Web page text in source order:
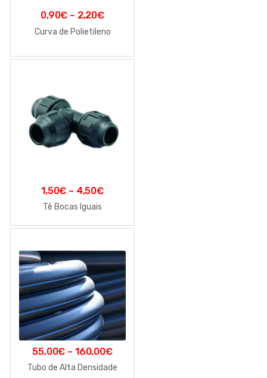
0,90€ – 2,20€
Curva de Polietileno
1,50€ – 4,50€
Tê Bocas Iguais
55,00€ – 160,00€
Tubo de Alta Densidade